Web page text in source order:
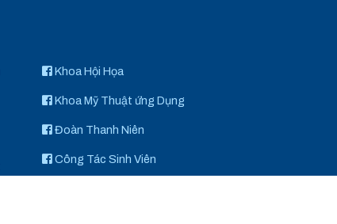
Khoa Hội Họa
Khoa Mỹ Thuật ứng Dụng
Đoàn Thanh Niên
Công Tác Sinh Viên